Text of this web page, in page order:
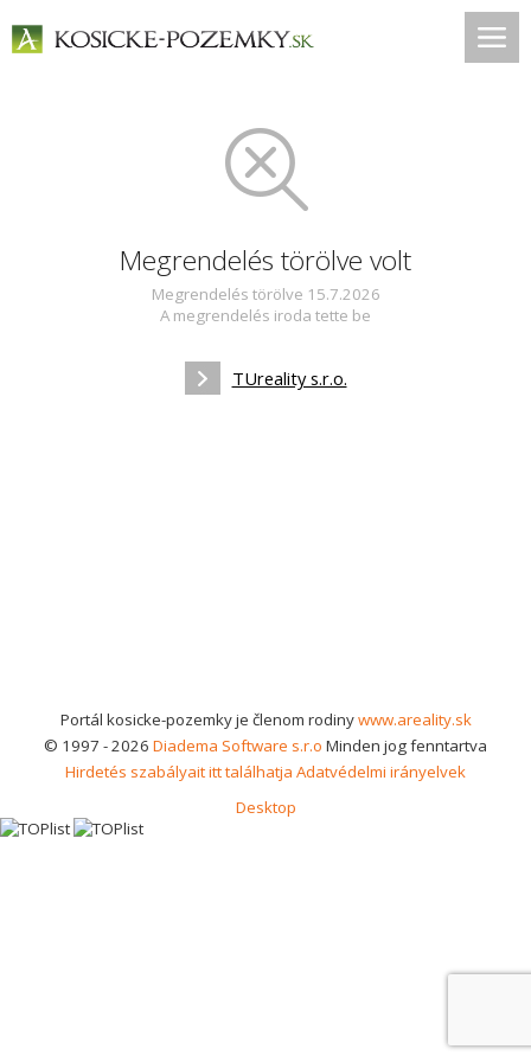
Megrendelés törölve volt
Megrendelés törölve 15.7.2026
A megrendelés iroda tette be
TUreality s.r.o.
Portál kosicke-pozemky je členom rodinywww.areality.sk
© 1997 - 2026 Diadema Software s.r.o Minden jog fenntartva
Hirdetés szabályait itt találhatja Adatvédelmi irányelvek
Desktop